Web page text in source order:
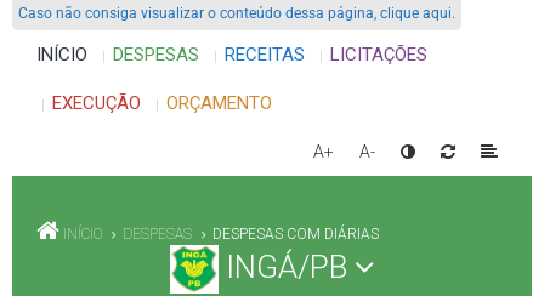
Caso não consiga visualizar o conteúdo dessa página, clique aqui.